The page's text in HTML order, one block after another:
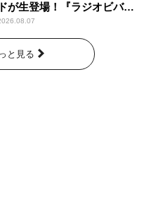
ドが生登場！『ラジオビバリ
昼ズ』
と見る